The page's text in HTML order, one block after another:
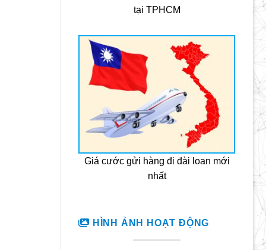
tại TPHCM
Giá cước gửi hàng đi đài loan mới
nhất
HÌNH ẢNH HOẠT ĐỘNG